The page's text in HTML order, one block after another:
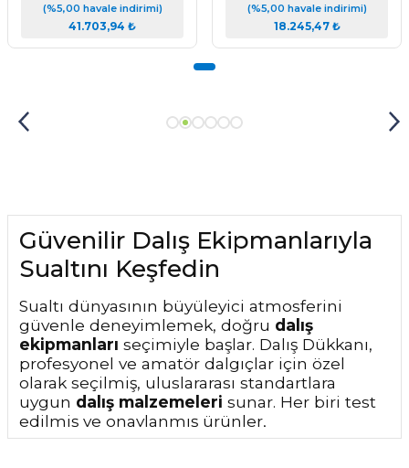
(%5,00 havale indirimi)
41.703,94 ₺
(%5,00 havale indirimi)
18.245,47 ₺
Güvenilir Dalış Ekipmanlarıyla
Sualtını Keşfedin
Sualtı dünyasının büyüleyici atmosferini
güvenle deneyimlemek, doğru dalış
ekipmanları seçimiyle başlar. Dalış Dükkanı,
profesyonel ve amatör dalgıçlar için özel
olarak seçilmiş, uluslararası standartlara
uygun dalış malzemeleri sunar. Her biri test
edilmiş ve onaylanmış ürünler,
performansınızı artırırken aynı zamanda